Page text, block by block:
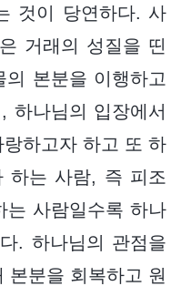
것이 당연하다. 사
거래의 성질을 띤
본분을 이행하고
하나님의 입장에서
하고자 하고 또 하
하는 사람, 즉 피조
는 사람일수록 하나
. 하나님의 관점을
본분을 회복하고 원